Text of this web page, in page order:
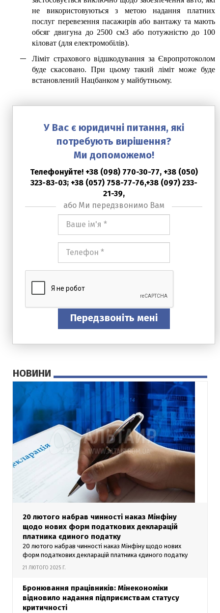
не використовуються з метою надання платних
послуг перевезення пасажирів або вантажу та мають
обсяг двигуна до 2500 см3 або потужністю до 100
кіловат (для електромобілів).
Ліміт страхового відшкодування за Європротоколом
буде скасовано. При цьому такий ліміт може буде
встановлений Нацбанком у майбутньому.
У Вас є юридичні питання, які
потребують вирішення?
Ми допоможемо!
Телефонуйте! +38 (098) 770-30-77, +38 (050)
323-83-03; +38 (057) 758-77-76,+38 (097) 233-
21-39,
або Ми передзвонимо Вам
Ваше
ім'я
Номер
телефона
Передзвоніть мені
НОВИНИ
20 лютого набрав чинності наказ Мінфіну
щодо нових форм податкових декларацій
платника єдиного податку
20 лютого набрав чинності наказ Мінфіну щодо нових
форм податкових декларацій платника єдиного податку
21 ЛЮТОГО 2025 Г.
Бронювання працівників: Мінекономіки
відновило надання підприємствам статусу
критичності